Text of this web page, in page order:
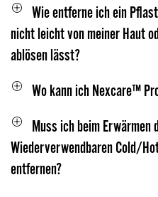
Wie entferne ich ein
nicht leicht von meiner Haut
ablösen lässt?
Wo kann ich Nexcare™
Muss ich beim
Wiederverwendbaren Cold/
entfernen?